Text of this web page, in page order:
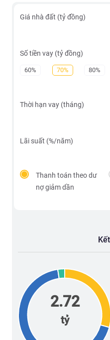
Giá nhà đất (tỷ đồng)
Số tiền vay (tỷ đồng)
60% 70% 80%
Thời hạn vay (tháng)
Lãi suất (%/năm)
Thanh toán theo dư
nợ giảm dần
2.72
tỷ